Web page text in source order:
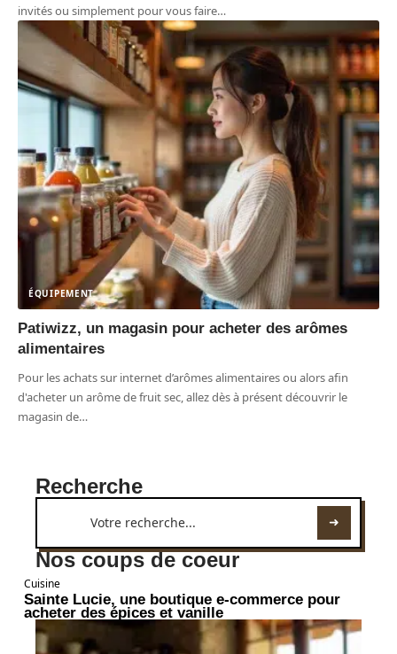
invités ou simplement pour vous faire…
ÉQUIPEMENT
Patiwizz, un magasin pour acheter des arômes
alimentaires
Pour les achats sur internet d’arômes alimentaires ou alors afin
d'acheter un arôme de fruit sec, allez dès à présent découvrir le
magasin de…
Recherche
Nos coups de coeur
Cuisine
Sainte Lucie, une boutique e-commerce pour
acheter des épices et vanille